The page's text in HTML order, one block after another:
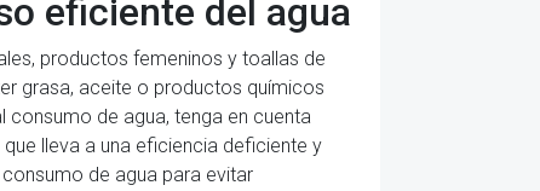
eficiente del agua
productos femeninos y toallas de
grasa, aceite o productos químicos
consumo de agua, tenga en cuenta
lleva a una eficiencia deficiente y
de agua para evitar